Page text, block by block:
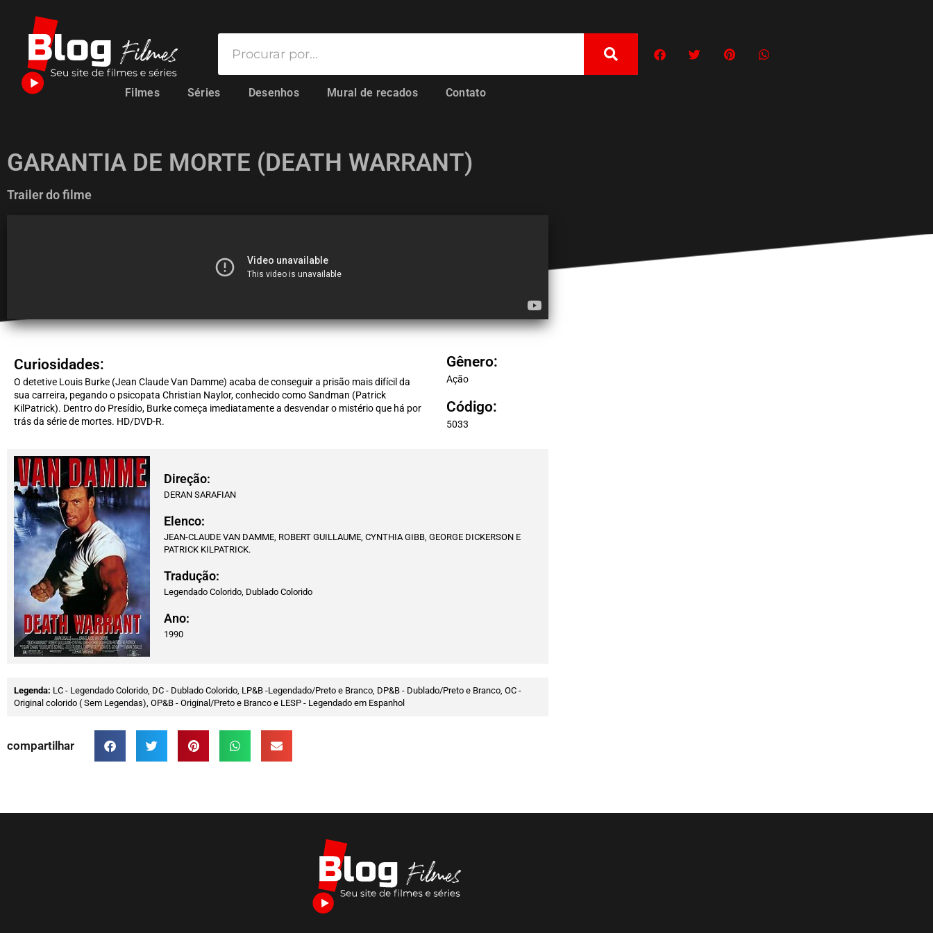
Filmes Séries Desenhos Mural de recados Contato
GARANTIA DE MORTE (DEATH WARRANT)
Trailer do filme
Curiosidades:
O detetive Louis Burke (Jean Claude Van Damme) acaba de conseguir a prisão mais difícil da
sua carreira, pegando o psicopata Christian Naylor, conhecido como Sandman (Patrick
KilPatrick). Dentro do Presídio, Burke começa imediatamente a desvendar o mistério que há por
trás da série de mortes. HD/DVD-R.
Gênero:
Ação
Código:
5033
Direção:
DERAN SARAFIAN
Elenco:
JEAN-CLAUDE VAN DAMME, ROBERT GUILLAUME, CYNTHIA GIBB, GEORGE DICKERSON E
PATRICK KILPATRICK.
Tradução:
Legendado Colorido, Dublado Colorido
Ano:
1990
Legenda: LC - Legendado Colorido, DC - Dublado Colorido, LP&B -Legendado/Preto e Branco, DP&B - Dublado/Preto e Branco, OC -
Original colorido ( Sem Legendas), OP&B - Original/Preto e Branco e LESP - Legendado em Espanhol
compartilhar